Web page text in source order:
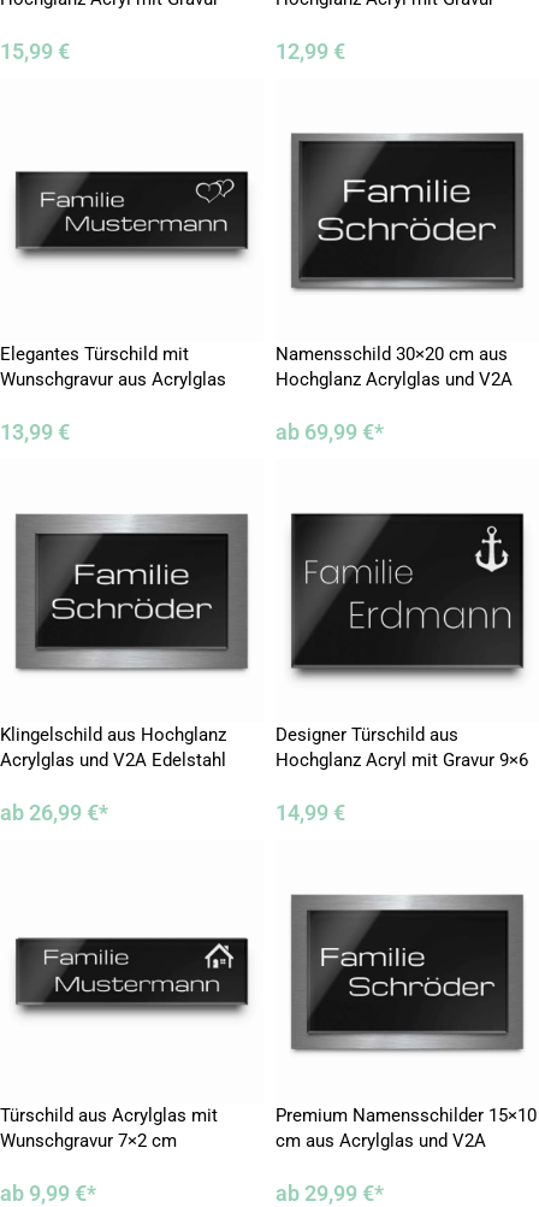
15,99 € 12,99 €
Elegantes Türschild mit
Wunschgravur aus Acrylglas
13,99 €
Namensschild 30×20 cm aus
Hochglanz Acrylglas und V2A
ab 69,99 €*
Klingelschild aus Hochglanz
Acrylglas und V2A Edelstahl
ab26,99 €*
Designer Türschild aus
Hochglanz Acryl mit Gravur 9×6
14,99 €
Türschild aus Acrylglas mit
Wunschgravur 7×2 cm
ab 9,99 €*
Premium Namensschilder 15×10
cm aus Acrylglas und V2A
ab29,99 €*